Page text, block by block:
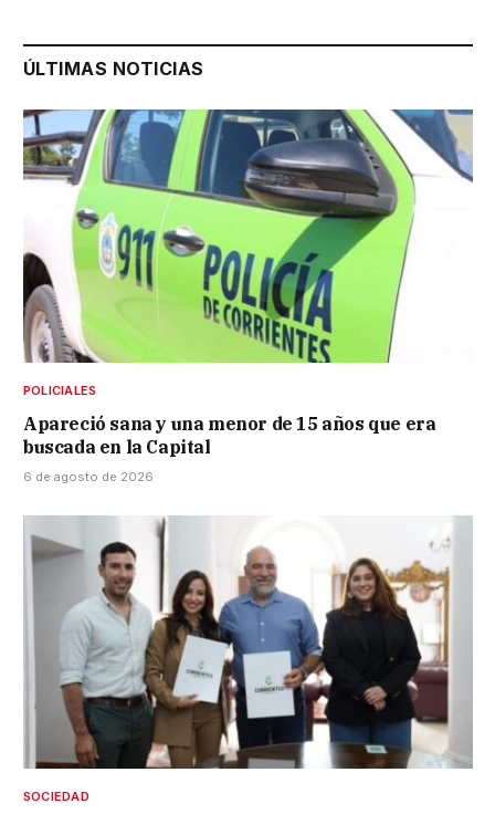
ÚLTIMAS NOTICIAS
POLICIALES
Apareció sana y una menor de 15 años que era
buscada en la Capital
6 de agosto de 2026
SOCIEDAD